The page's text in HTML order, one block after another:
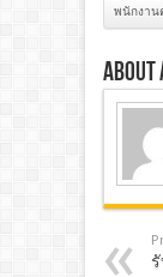
พนักงาน
About